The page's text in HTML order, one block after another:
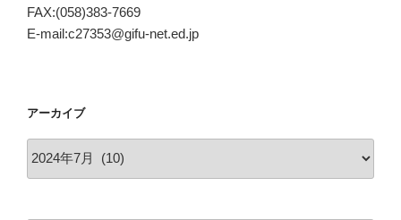
FAX:(058)383-7669
E-mail:c27353@gifu-net.ed.jp
アーカイブ